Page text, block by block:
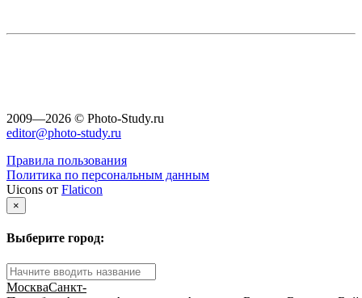
2009—2026 © Photo-Study.ru
editor@photo-study.ru
Правила пользования
Политика по персональным данным
Uicons от Flaticon
×
Выберите город:
МоскваСанкт-